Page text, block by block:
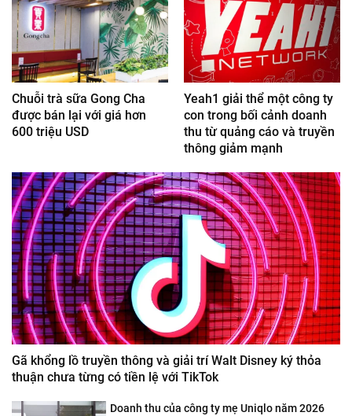
Chuỗi trà sữa Gong Cha
được bán lại với giá hơn
600 triệu USD
Yeah1 giải thể một công ty
con trong bối cảnh doanh
thu từ quảng cáo và truyền
thông giảm mạnh
Gã khổng lồ truyền thông và giải trí Walt Disney ký thỏa
thuận chưa từng có tiền lệ với TikTok
Doanh thu của công ty mẹ Uniqlo năm 2026